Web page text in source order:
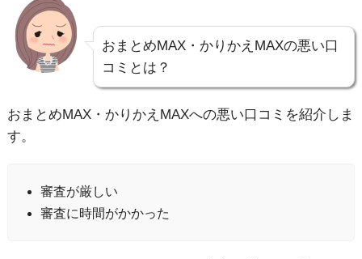
おまとめMAX・かりかえMAXの悪い口
コミとは？
おまとめMAX・かりかえMAXへの悪い口コミを紹介しま
す。
審査が厳しい
審査に時間がかかった